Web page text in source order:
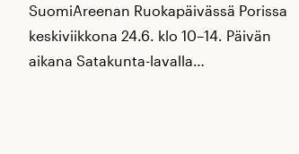
SuomiAreenan Ruokapäivässä Porissa
keskiviikkona 24.6. klo 10–14. Päivän
aikana Satakunta-lavalla…